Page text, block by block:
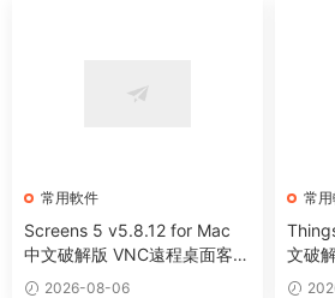
常用軟件
Screens 5 v5.8.12 for Mac
中文破解版 VNC遠程桌面客戶
端應用程序
2026-08-06
常
文破
具